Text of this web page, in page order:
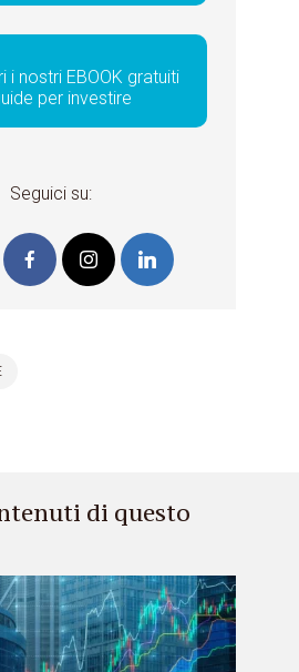
i nostri EBOOK gratuiti
per investire
Seguici su:
di questo